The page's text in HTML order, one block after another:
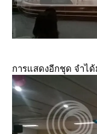
การแสดงอีกชุด จำไ